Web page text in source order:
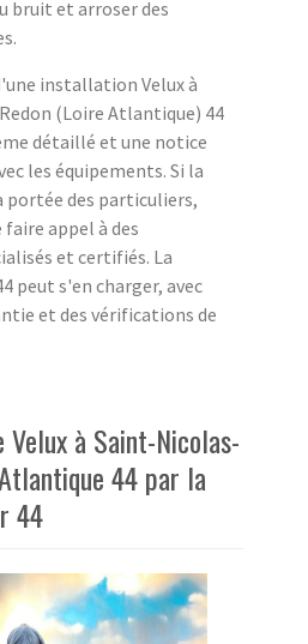
bruit et arroser des
installation Velux à
(Loire Atlantique) 44
détaillé et une notice
les équipements. Si la
portée des particuliers,
appel à des
et certifiés. La
peut s'en charger, avec
et des vérifications de
à Saint-Nicolas-
44 par la
44